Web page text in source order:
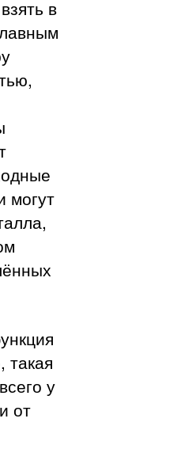
в
могут
такая
у
от